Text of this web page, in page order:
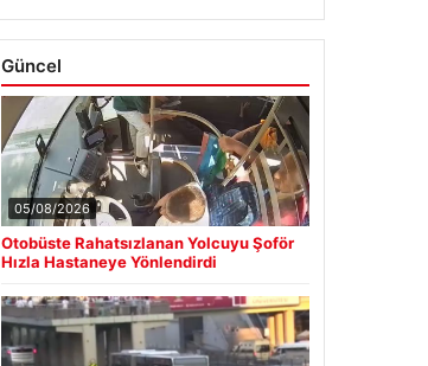
Güncel
05/08/2026
Otobüste Rahatsızlanan Yolcuyu Şoför
Hızla Hastaneye Yönlendirdi